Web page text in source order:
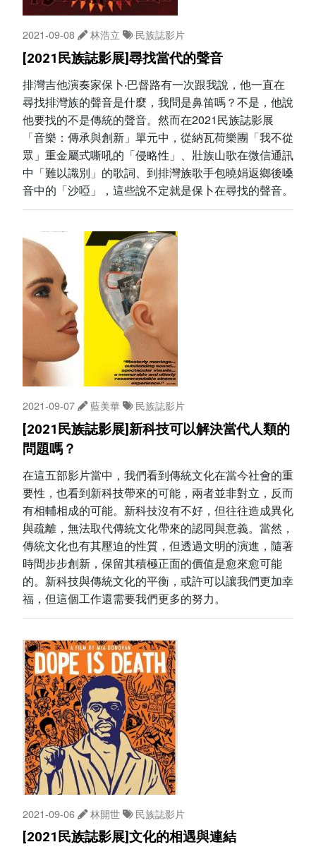
2021-09-08 林浩立 民族誌影片
[2021民族誌影展]尋找當代的聲音
排灣吉他演奏家保卜‧巴督路有一次跟我說，他一直在
尋找排灣族的聲音是什麼，我問是鼻笛嗎？不是，他說
他要找的不是傳統的聲音。然而在2021民族誌影展
「音樂：傳承與創新」單元中，從納瓦荷樂團「我不從
眾」重金屬式嘶吼的「侵略性」、壯族山歌在微信通訊
中「難以識別」的歌詞、到排灣族歌手包曉娟返鄉後嗓
音中的「沙啞」，這些說不定就是保卜在尋找的聲音。
2021-09-07 藍美華 民族誌影片
[2021民族誌影展]新科技可以解決當代人類的
問題嗎？
在這五部影片當中，我們看到傳統文化在當今社會的重
要性，也看到新科技帶來的可能，兩者並非對立，反而
有相輔相成的可能。新科技沒有不好，但往往造成異化
與疏離，無法取代傳統文化帶來的認同與意義。當然，
傳統文化也有其壓迫的性質，但透過文明的演進，隨著
時間步步創新，保留其積極正面的價值是愈來愈可能
的。新科技與傳統文化的平衡，或許可以讓我們更加幸
福，但這個工作還需要我們更多的努力。
2021-09-06 林開世 民族誌影片
[2021民族誌影展]文化的相遇與連結